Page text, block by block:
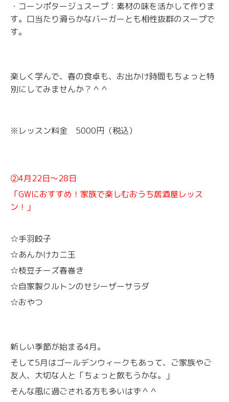
・コーンポタージュスープ：素材の味を活かして作りま
す。口当たり滑らかなバーガーとも相性抜群のスープで
す。
楽しく学んで、春の食卓も、お出かけ時間もちょっと特
別にしてみませんか？＾＾
※レッスン料金 5000円（税込）
②4月22日〜28日
「GWにおすすめ！家族で楽しむおうち居酒屋レッス
ン！」
☆手羽餃子
☆あんかけカニ玉
☆枝豆チーズ春巻き
☆自家製クルトンのせシーザーサラダ
☆おやつ
新しい季節が始まる4月。
そして5月はゴールデンウィークもあって、ご家族やご
友人、大切な人と「ちょっと飲もうかな。」
そんな風に過ごされる方も多いはず＾＾